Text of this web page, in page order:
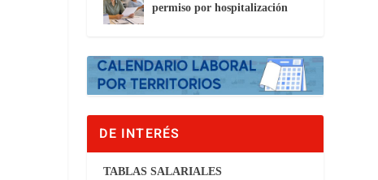
permiso por hospitalización
DE INTERÉS
TABLAS SALARIALES